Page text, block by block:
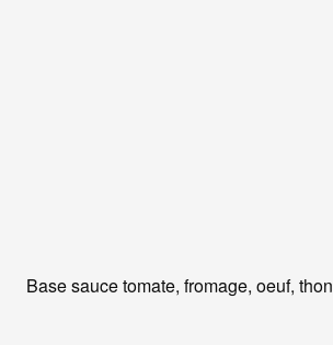
Base sauce tomate, fromage, oeuf, thon